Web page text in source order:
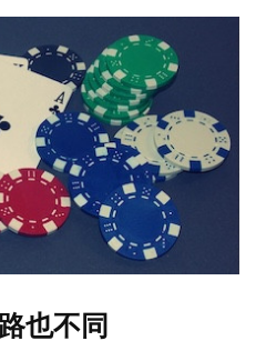
也不同